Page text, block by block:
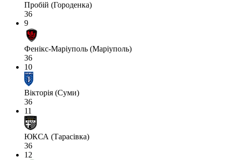
Пробій (Городенка)
36
9
Фенікс-Маріуполь (Маріуполь)
36
10
Вікторія (Суми)
36
11
ЮКСА (Тарасівка)
36
12